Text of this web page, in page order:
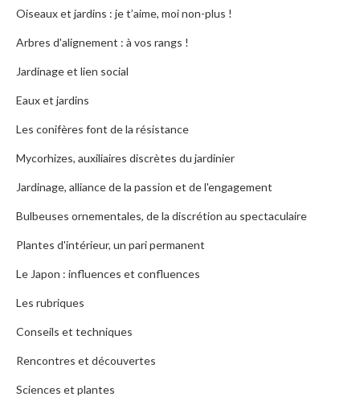
Oiseaux et jardins : je t’aime, moi non-plus !
Arbres d'alignement : à vos rangs !
Jardinage et lien social
Eaux et jardins
Les conifères font de la résistance
Mycorhizes, auxiliaires discrètes du jardinier
Jardinage, alliance de la passion et de l'engagement
Bulbeuses ornementales, de la discrétion au spectaculaire
Plantes d'intérieur, un pari permanent
Le Japon : influences et confluences
Les rubriques
Conseils et techniques
Rencontres et découvertes
Sciences et plantes